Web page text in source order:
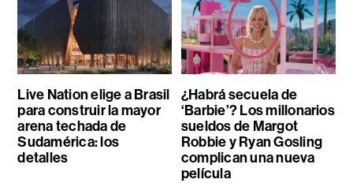
Live Nation elige a Brasil
para construir la mayor
arena techada de
Sudamérica: los
detalles
¿Habrá secuela de
‘Barbie’? Los millonarios
sueldos de Margot
Robbie y Ryan Gosling
complican una nueva
película